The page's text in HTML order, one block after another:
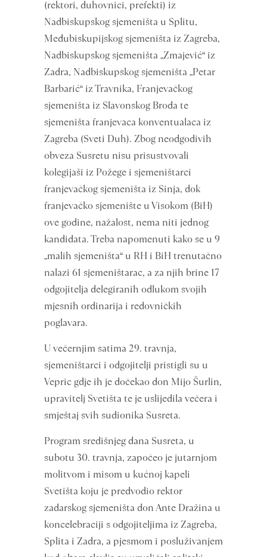
(rektori, duhovnici, prefekti) iz
Nadbiskupskog sjemeništa u Splitu,
Međubiskupijskog sjemeništa iz Zagreba,
Nadbiskupskog sjemeništa „Zmajević“ iz
Zadra, Nadbiskupskog sjemeništa „Petar
Barbarić“ iz Travnika, Franjevačkog
sjemeništa iz Slavonskog Broda te
sjemeništa franjevaca konventualaca iz
Zagreba (Sveti Duh). Zbog neodgodivih
obveza Susretu nisu prisustvovali
kolegijaši iz Požege i sjemeništarci
franjevačkog sjemeništa iz Sinja, dok
franjevačko sjemenište u Visokom (BiH)
ove godine, nažalost, nema niti jednog
kandidata. Treba napomenuti kako se u 9
„malih sjemeništa“ u RH i BiH trenutačno
nalazi 61 sjemeništarac, a za njih brine 17
odgojitelja delegiranih odlukom svojih
mjesnih ordinarija i redovničkih
poglavara.
U večernjim satima 29. travnja,
sjemeništarci i odgojitelji pristigli su u
Vepric gdje ih je dočekao don Mijo Šurlin,
upravitelj Svetišta te je uslijedila večera i
smještaj svih sudionika Susreta.
Program središnjeg dana Susreta, u
subotu 30. travnja, započeo je jutarnjom
molitvom i misom u kućnoj kapeli
Svetišta koju je predvodio rektor
zadarskog sjemeništa don Ante Dražina u
koncelebraciji s odgojiteljima iz Zagreba,
Splita i Zadra, a pjesmom i posluživanjem